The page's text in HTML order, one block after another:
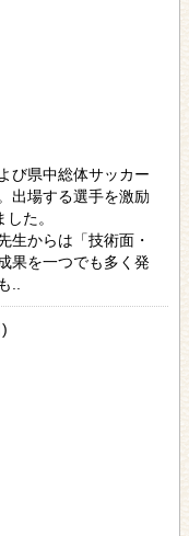
び県中総体サッカー
出場する選手を激励
た。
生からは「技術面・
果を一つでも多く発
..